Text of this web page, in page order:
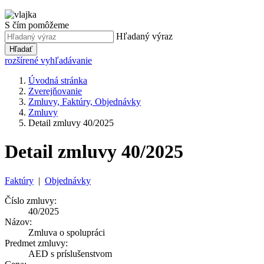
S čím pomôžeme
Hľadaný výraz
Hľadať
rozšírené vyhľadávanie
Úvodná stránka
Zverejňovanie
Zmluvy, Faktúry, Objednávky
Zmluvy
Detail zmluvy 40/2025
Detail zmluvy 40/2025
Faktúry | Objednávky
Číslo zmluvy:
40/2025
Názov:
Zmluva o spolupráci
Predmet zmluvy:
AED s príslušenstvom